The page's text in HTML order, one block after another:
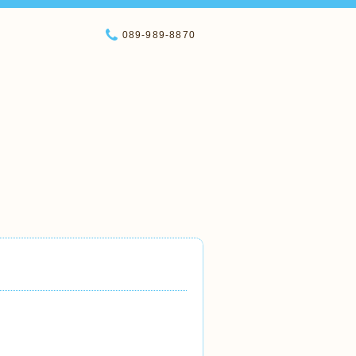
089-989-8870